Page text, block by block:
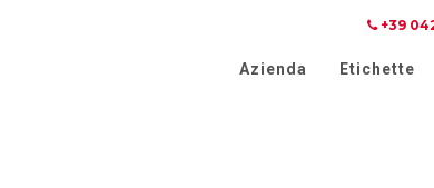
+39
Azienda Etichette
Le tue preferenze relative alla